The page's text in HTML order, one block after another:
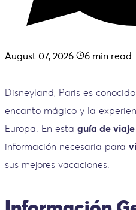
August 07, 2026 6 min read.
Disneyland, Paris es
encanto mágico y la
Europa. En esta guía de
información necesaria para
sus mejores vacaciones.